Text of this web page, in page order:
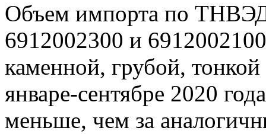
Объем импорта по
6912002300 и
каменной, грубой,
январе-сентябре 2020
меньше, чем за